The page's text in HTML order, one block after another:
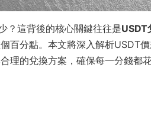
？這背後的核心關鍵往往是USDT
百分點。本文將深入解析USDT
理的兌換方案，確保每一分錢都花